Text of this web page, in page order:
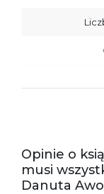
zgodność
Opinie o
musi
Danuta